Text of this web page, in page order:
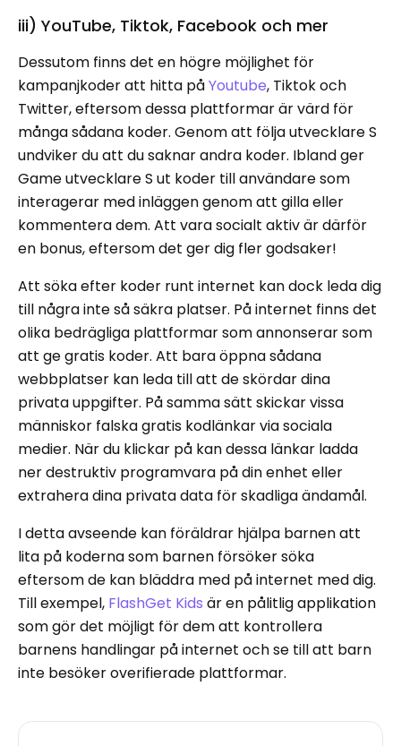
iii) YouTube, Tiktok, Facebook och mer
Dessutom finns det en högre möjlighet för
kampanjkoder att hitta påYoutube, Tiktok och
Twitter, eftersom dessa plattformar är värd för
många sådana koder. Genom att följa utvecklare S
undviker du att du saknar andra koder. Ibland ger
Game utvecklare S ut koder till användare som
interagerar med inläggen genom att gilla eller
kommentera dem. Att vara socialt aktiv är därför
en bonus, eftersom det ger dig fler godsaker!
Att söka efter koder runt internet kan dock leda dig
till några inte så säkra platser. På internet finns det
olika bedrägliga plattformar som annonserar som
att ge gratis koder. Att bara öppna sådana
webbplatser kan leda till att de skördar dina
privata uppgifter. På samma sätt skickar vissa
människor falska gratis kodlänkar via sociala
medier. När du klickar på kan dessa länkar ladda
ner destruktiv programvara på din enhet eller
extrahera dina privata data för skadliga ändamål.
I detta avseende kan föräldrar hjälpa barnen att
lita på koderna som barnen försöker söka
eftersom de kan bläddra med på internet med dig.
Till exempel, FlashGet Kids är en pålitlig applikation
som gör det möjligt för dem att kontrollera
barnens handlingar på internet och se till att barn
inte besöker overifierade plattformar.